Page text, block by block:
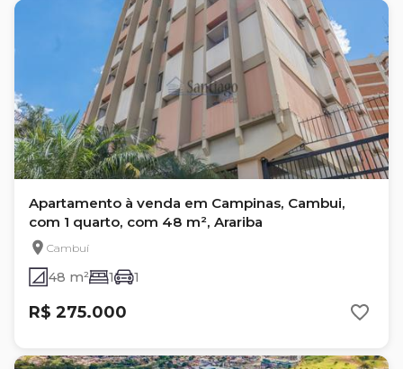
Apartamento à venda em Campinas, Cambui,
com 1 quarto, com 48 m², Arariba
Cambuí
48 m² 1 1
R$ 275.000